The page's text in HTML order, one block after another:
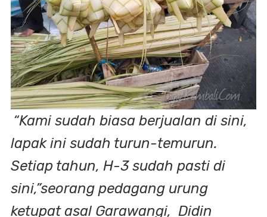
“Kami sudah biasa berjualan di sini,
lapak ini sudah turun-temurun.
Setiap tahun, H-3 sudah pasti di
sini,”seorang pedagang urung
ketupat asal Garawangi, Didin